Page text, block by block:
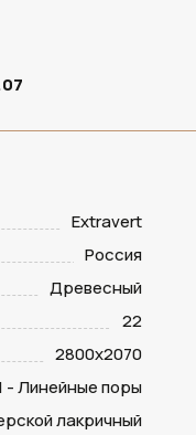
Extravert
Россия
Древесный
22
2800х2070
- Линейные поры
лакричный